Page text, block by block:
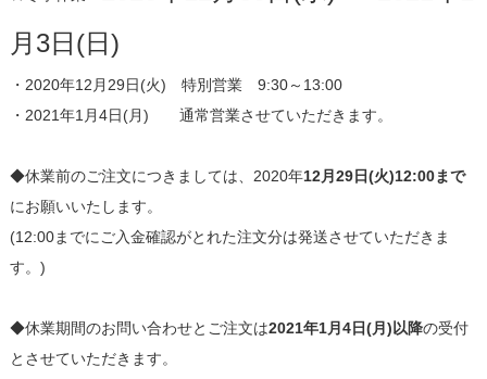
月3日(日)
・2020年12月29日(火) 特別営業 9:30～13:00
・2021年1月4日(月) 通常営業させていただきます。
◆休業前のご注文につきましては、2020年12月29日(火)12:00まで
にお願いいたします。
(12:00までにご入金確認がとれた注文分は発送させていただきま
す。)
◆休業期間のお問い合わせとご注文は2021年1月4日(月)以降の受付
とさせていただきます。